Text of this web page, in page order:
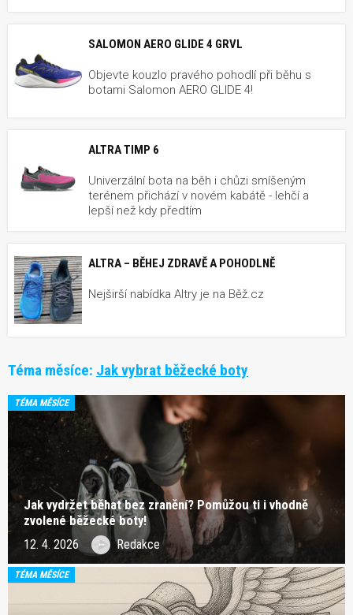
SALOMON AERO GLIDE 4 GRVL
Objevte kouzlo pravého pohodlí při běhu s
botami Salomon AERO GLIDE 4!
ALTRA TIMP 6
Univerzální bota na běh i chůzi smíšeným
terénem přichází v novém kabátě - lehčí a
lepší než kdy předtím
ALTRA – BĚHEJ ZDRAVĚ A POHODLNĚ
Nejširší nabídka Altry je na Běž.cz
Téma měsíce: Jak vybrat běžecké boty
TÉMA MĚSÍCE
Jak vydržet běhat bez zranění? Pomůžou ti i vhodně
zvolené běžecké boty!
12. 4. 2026 Redakce
TÉMA MĚSÍCE